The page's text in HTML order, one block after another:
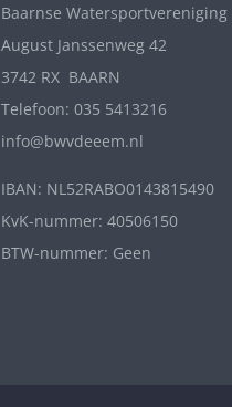
Baarnse Watersportvereniging
August Janssenweg 42
3742 RX BAARN
Telefoon: 035 5413216
info@bwvdeeem.nl
IBAN: NL52RABO0143815490
KvK-nummer: 40506150
BTW-nummer: Geen